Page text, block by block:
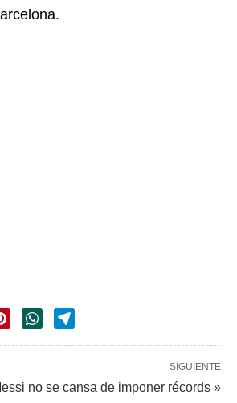
SIGUIENTE
no se cansa de imponer récords »